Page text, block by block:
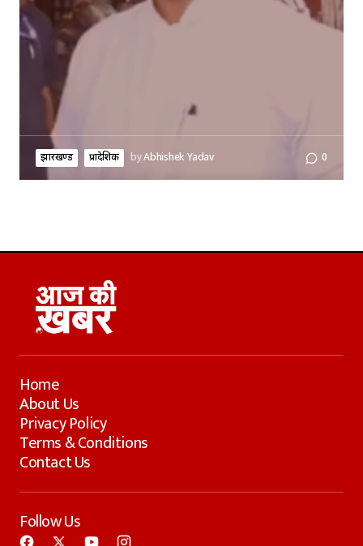
झारखण्ड प्रादेशिक byAbhishek Yadav 0
Home
About Us
Privacy Policy
Terms & Conditions
Contact Us
Follow Us